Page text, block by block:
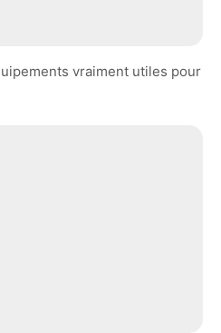
vraiment utiles pour